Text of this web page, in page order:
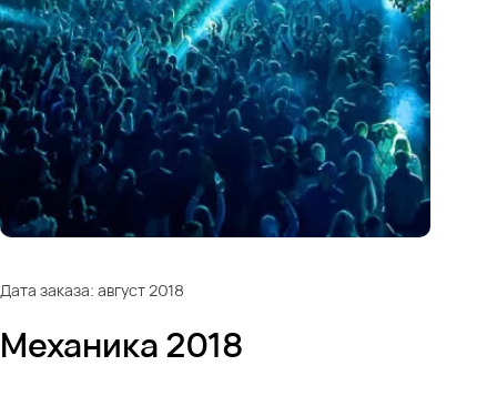
Дата заказа: август 2018
Механика 2018